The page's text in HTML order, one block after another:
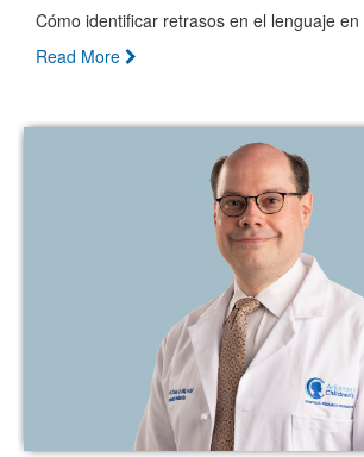
Cómo identificar retrasos en el lenguaje
Read More